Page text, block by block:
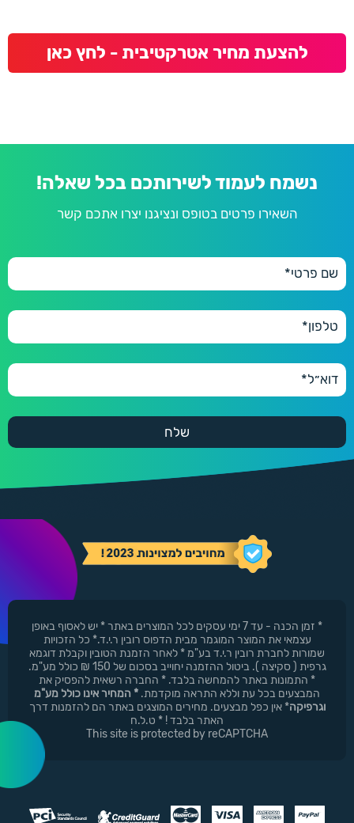
להצעת מחיר אטרקטיבית - לחץ כאן
נשמח לעמוד לשירותכם בכל שאלה!
השאירו פרטים בטופס ונציגנו יצרו אתכם קשר
* זמן הכנה - עד 7 ימי עסקים לכל המוצרים באתר * יש לאסוף באופן
עצמאי את המוצר המוגמר מבית הדפוס רובין ר.י.ד.* כל הזכויות
שמורות לחברת רובין ר.י.ד בע"מ * לאחר הזמנת הטובין וקבלת דוגמא
גרפית ( סקיצה ). ביטול ההזמנה יחוייב בסכום של 150 ₪ כולל מע"מ.
* התמונות באתר להמחשה בלבד. * החברה רשאית להפסיק את
המבצעים בכל עת וללא התראה מוקדמת. * המחיר אינו כולל מע"מ
וגרפיקה* אין כפל מבצעים. מחירים המוצגים באתר הם להזמנות דרך
האתר בלבד ! * ט.ל.ח
This site is protected by reCAPTCHA